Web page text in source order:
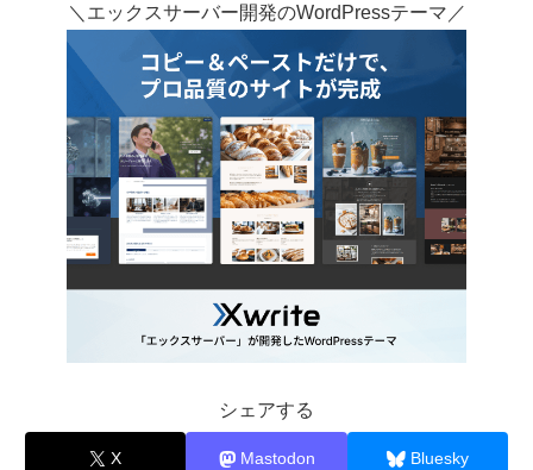
＼エックスサーバー開発のWordPressテーマ／
シェアする
X Mastodon Bluesky